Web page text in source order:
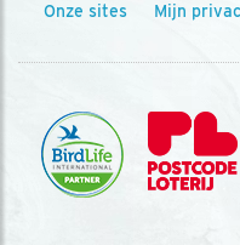
Onze sites Mijn